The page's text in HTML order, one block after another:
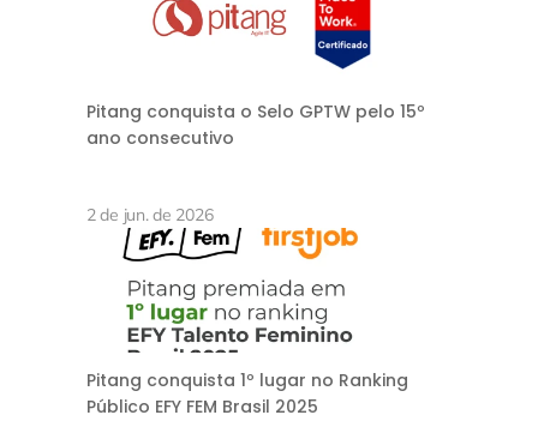
Pitang conquista o Selo GPTW pelo 15º
ano consecutivo
2 de jun. de 2026
Pitang conquista 1º lugar no Ranking
Público EFY FEM Brasil 2025